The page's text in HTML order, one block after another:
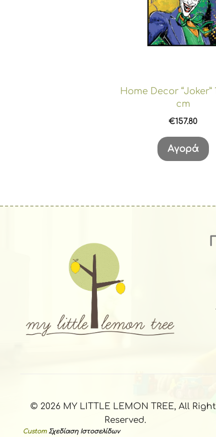
Home Decor “Joker”
cm
€157.80
Αγορά
© 2026 MY LITTLE LEMON TREE, All
Reserved.
Custom Σχεδίαση Ιστοσελίδων